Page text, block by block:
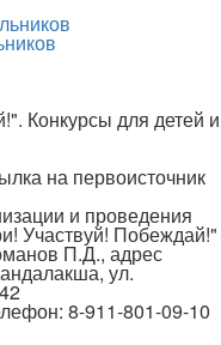
Конкурсы для детей и
на первоисточник
и проведения
Участвуй! Побеждай!"
П.Д., адрес
ул.
8-911-801-09-10